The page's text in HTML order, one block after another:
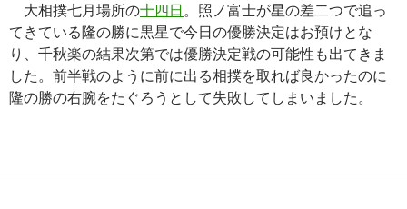
大相撲七月場所の十四日 。照ノ富士が星の差二つで追っ
てきている隆の勝に黒星で今日の優勝決定はお預けとな
り、千秋楽の結果次第では優勝決定戦の可能性も出てきま
した。前半戦のように前に出る相撲を取れば良かったのに
隆の勝の右腕をたぐろうとして失敗してしまいました。